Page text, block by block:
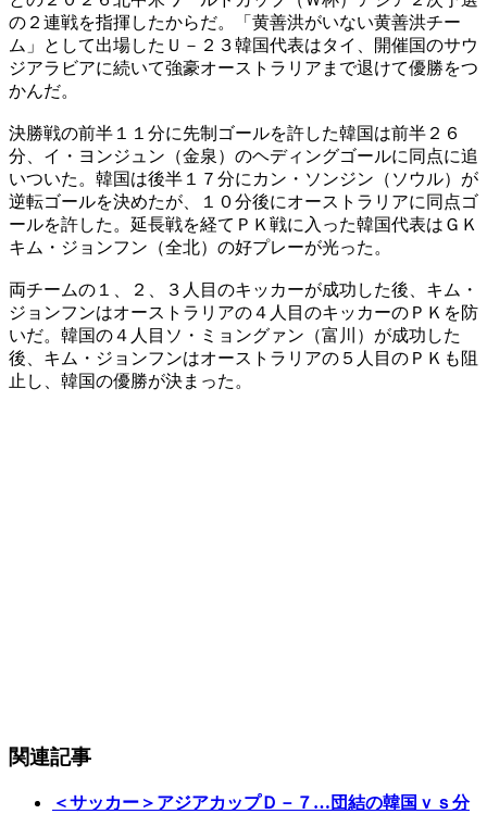
の２連戦を指揮したからだ。「黄善洪がいない黄善洪チー
ム」として出場したＵ－２３韓国代表はタイ、開催国のサウ
ジアラビアに続いて強豪オーストラリアまで退けて優勝をつ
かんだ。
決勝戦の前半１１分に先制ゴールを許した韓国は前半２６
分、イ・ヨンジュン（金泉）のヘディングゴールに同点に追
いついた。韓国は後半１７分にカン・ソンジン（ソウル）が
逆転ゴールを決めたが、１０分後にオーストラリアに同点ゴ
ールを許した。延長戦を経てＰＫ戦に入った韓国代表はＧＫ
キム・ジョンフン（全北）の好プレーが光った。
両チームの１、２、３人目のキッカーが成功した後、キム・
ジョンフンはオーストラリアの４人目のキッカーのＰＫを防
いだ。韓国の４人目ソ・ミョングァン（富川）が成功した
後、キム・ジョンフンはオーストラリアの５人目のＰＫも阻
止し、韓国の優勝が決まった。
関連記事
＜サッカー＞アジアカップＤ－７…団結の韓国ｖｓ分